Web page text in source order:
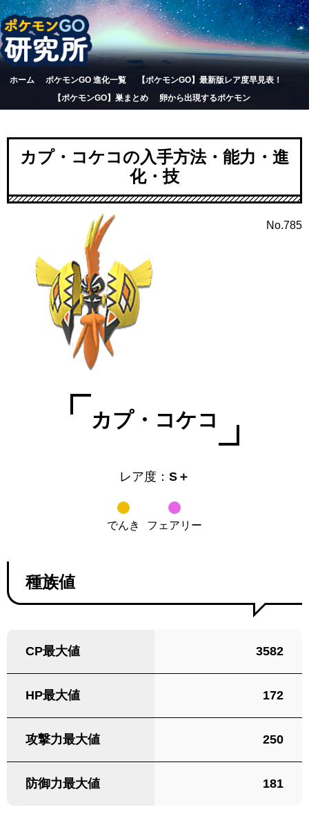
ホーム ポケモンGO 進化一覧
【ポケモンGO】最新版レア度早見表！
【ポケモンGO】巣まとめ
卵から出現するポケモン
カプ・コケコの入手方法・能力・進
化・技
No.785
カプ・コケコ
レア度： S＋
でんき フェアリー
種族値
CP最大値 3582
HP最大値 172
攻撃力最大値 250
防御力最大値 181